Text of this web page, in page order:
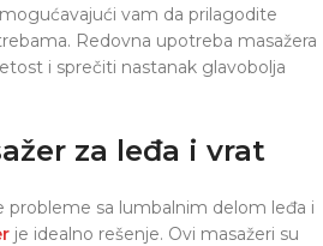
vam da prilagodite
Redovna upotreba masažera
i sprečiti nastanak glavobolja
za leđa i vrat
probleme sa lumbalnim delom leđa i
je idealno rešenje. Ovi masažeri su